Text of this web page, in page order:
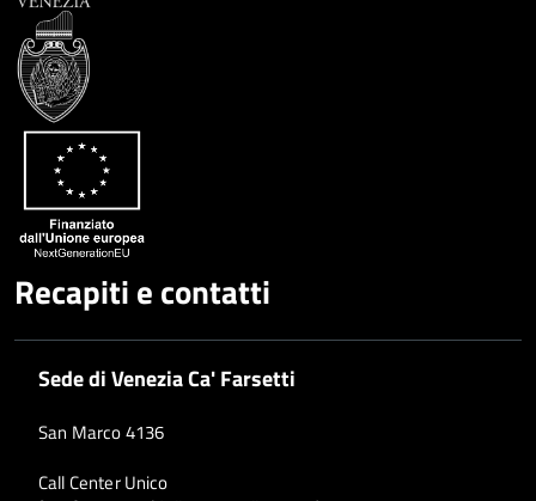
Recapiti e contatti
Sede di Venezia Ca' Farsetti
San Marco 4136
Call Center Unico